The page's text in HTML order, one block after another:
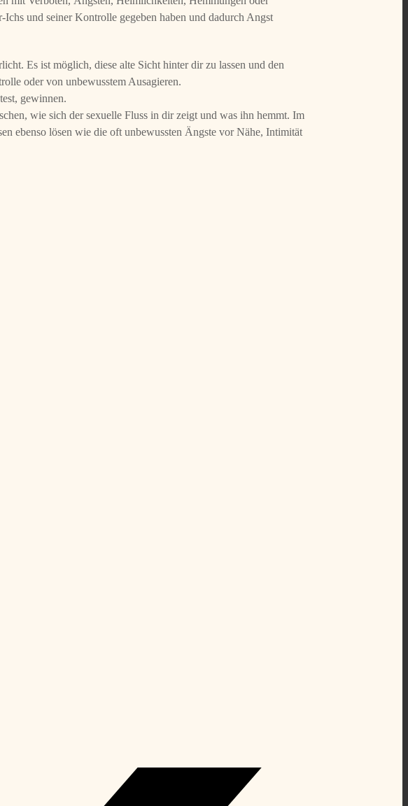
und seiner Kontrolle gegeben haben und dadurch Angst
Es ist möglich, diese alte Sicht hinter dir zu lassen und den
oder von unbewusstem Ausagieren.
gewinnen.
wie sich der sexuelle Fluss in dir zeigt und was ihn hemmt. Im
ebenso lösen wie die oft unbewussten Ängste vor Nähe, Intimität